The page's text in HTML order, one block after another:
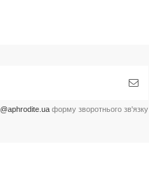
форму зворотнього зв'язку